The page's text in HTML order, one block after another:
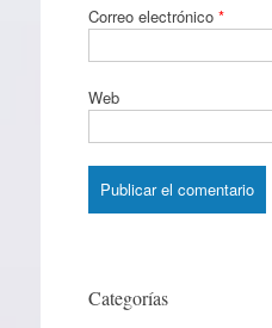
Correo electrónico *
Web
Categorías